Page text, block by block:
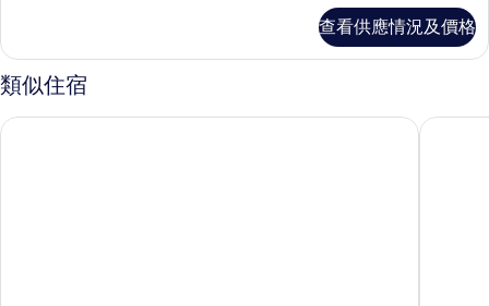
相
片
Pool
&
Sauna
for
Indoor
Pool
&
Sauna
for
查看供應情況及價格
類似住宿
江原道平昌郡華美達溫德姆套房酒店 龍平